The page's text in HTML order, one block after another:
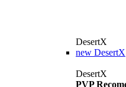
DesertX
new DesertX
DesertX
PVP